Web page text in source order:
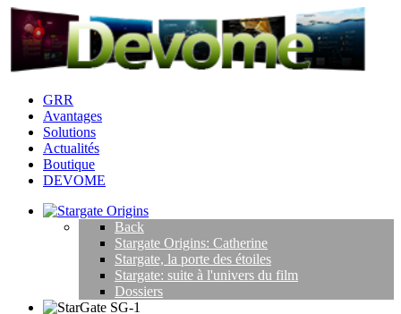
GRR
Avantages
Solutions
Actualités
Boutique
DEVOME
Back
Stargate Origins: Catherine
Stargate, la porte des étoiles
Stargate: suite à l'univers du film
Dossiers